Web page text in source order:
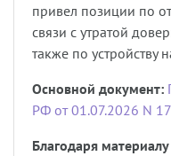
привел позиции по
связи с утратой
также по устройству
Основной документ:
РФ от 01.07.2026 N
Благодаря